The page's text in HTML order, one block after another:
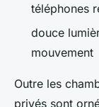
téléphones
douce
mouvement
Outre les
privés sont